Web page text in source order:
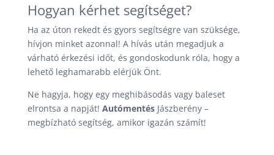
Hogyan kérhet segítséget?
Ha az úton rekedt és gyors segítségre van szüksége,
hívjon minket azonnal! A hívás után megadjuk a
várható érkezési időt, és gondoskodunk róla, hogy a
lehető leghamarabb elérjük Önt.
Ne hagyja, hogy egy meghibásodás vagy baleset
elrontsa a napját! Autómentés Jászberény –
megbízható segítség, amikor igazán számít!